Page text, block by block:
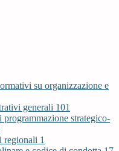
su organizzazione e
generali 101
strategico-
regionali 1